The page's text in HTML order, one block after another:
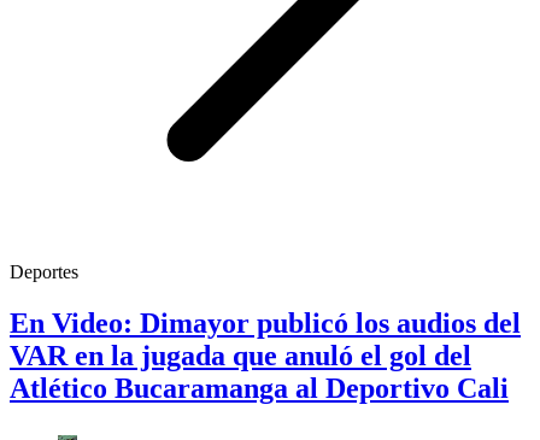
Deportes
En Video: Dimayor publicó los audios del
VAR en la jugada que anuló el gol del
Atlético Bucaramanga al Deportivo Cali